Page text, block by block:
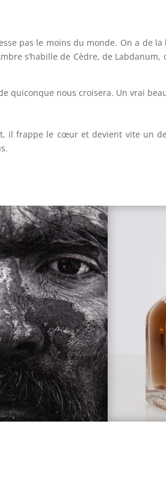
pas le moins du monde. On a de
s’habille de Cèdre, de Labdanum,
quiconque nous croisera. Un vrai
il frappe le cœur et devient vite un